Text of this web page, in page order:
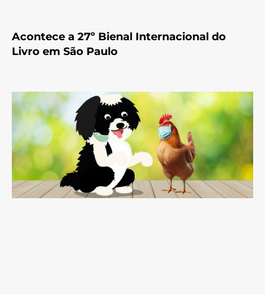
Acontece a 27º Bienal Internacional do
Livro em São Paulo